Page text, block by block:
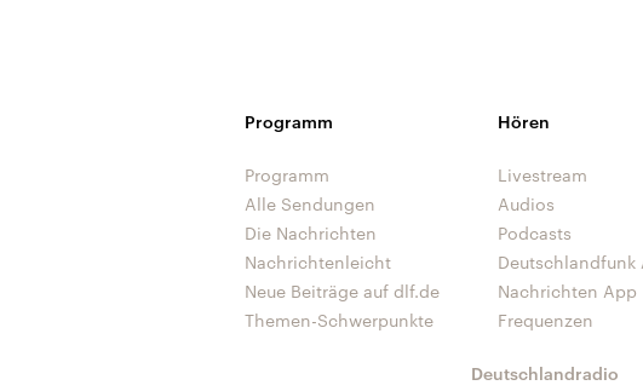
Programm
Programm
Alle Sendungen
Die Nachrichten
Nachrichtenleicht
Neue Beiträge auf dlf.de
Themen-Schwerpunkte
Hören
Livestream
Audios
Podcasts
Deutschlandfunk
Nachrichten App
Frequenzen
Deutschlandradio